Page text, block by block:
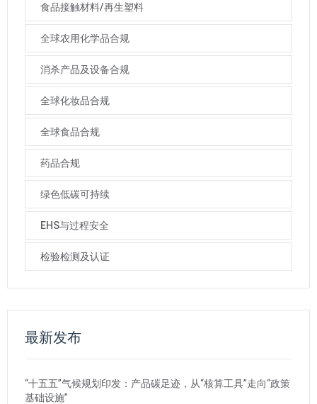
食品接触材料/再生塑料
全球农用化学品合规
消杀产品及设备合规
全球化妆品合规
全球食品合规
药品合规
绿色低碳可持续
EHS与过程安全
检验检测及认证
最新发布
“十五五”气候规划印发：产品碳足迹，从“核算工具”走向“政策
基础设施”